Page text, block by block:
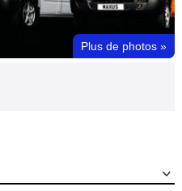
Plus de photos »